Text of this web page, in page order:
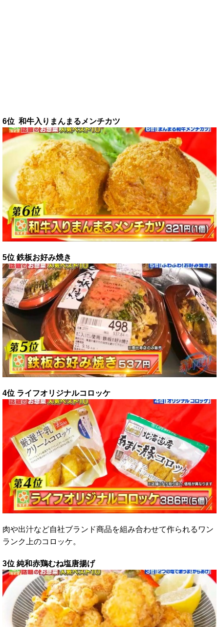
6位 和牛入りまんまるメンチカツ
5位 鉄板お好み焼き
4位 ライフオリジナルコロッケ
肉や出汁など自社ブランド商品を組み合わせて作られるワン
ランク上のコロッケ。
3位 純和赤鶏むね塩唐揚げ